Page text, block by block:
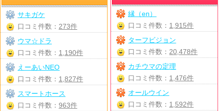
縁（en）
口コミ件数： 1,915件
ターフビジョン
口コミ件数： 20,478件
カチウマの定理
口コミ件数： 1,476件
オールウイン
口コミ件数： 1,592件
サキガケ
口コミ件数： 273件
ウマ☆ドラ
口コミ件数： 1,190件
えーあいNEO
口コミ件数： 1,827件
スマートホース
口コミ件数： 963件